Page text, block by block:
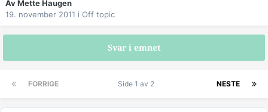
AvMette Haugen
19. november 2011 i Off topic
Svar i emnet
FORRIGE NESTE
Side 1 av 2